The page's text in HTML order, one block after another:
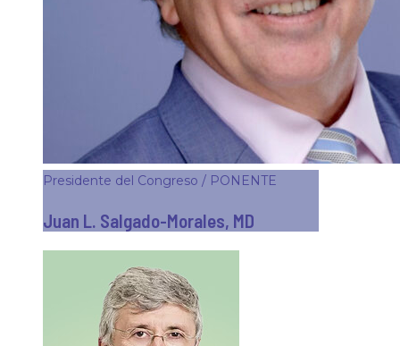
Presidente del Congreso / PONENTE
Juan L. Salgado-Morales, MD